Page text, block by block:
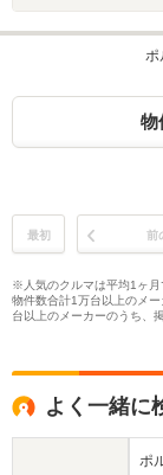
ポ
物
最初 前
※人気のクルマは平均1ヶ月
物件数合計1万台以上のメ
台以上のメーカーのうち、
よく一緒に
ポ